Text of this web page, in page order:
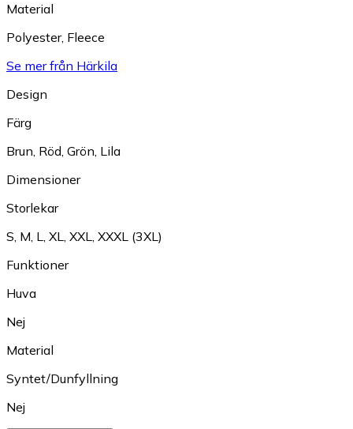
Material
Polyester, Fleece
Se mer från Härkila
Design
Färg
Brun, Röd, Grön, Lila
Dimensioner
Storlekar
S, M, L, XL, XXL, XXXL (3XL)
Funktioner
Huva
Nej
Material
Syntet/Dunfyllning
Nej